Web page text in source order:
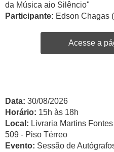
da Música aio Silêncio"
Participante: Edson Chagas
Acesse a
Data: 30/08/2026
Horário: 15h às 18h
Local: Livraria Martins
509 - Piso Térreo
Evento: Sessão de